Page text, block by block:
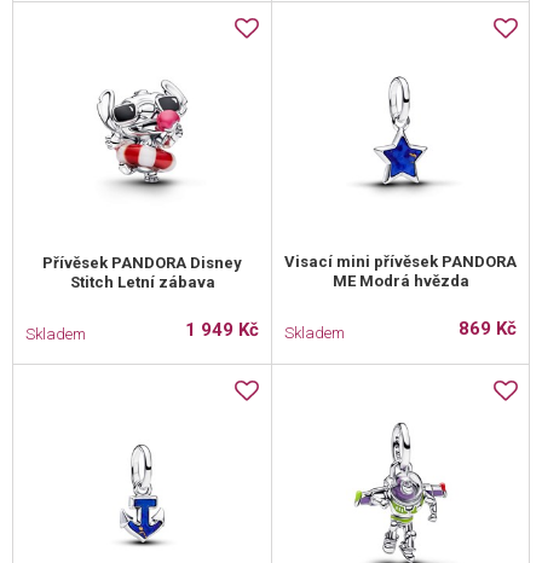
Přívěsek PANDORA Disney
Stitch Letní zábava
Skladem 1 949 Kč
Visací mini přívěsek PANDORA
ME Modrá hvězda
Skladem 869 Kč